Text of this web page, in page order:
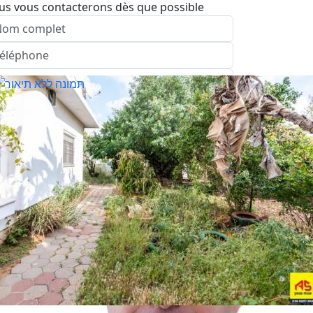
vous contacterons dès que possible